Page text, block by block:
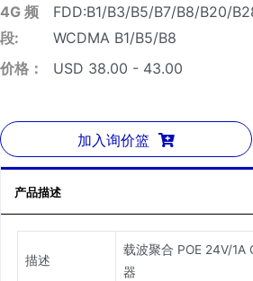
4G 频
段:
FDD:B1/B3/B5/B7/B8/B20/
WCDMA B1/B5/B8
价格：
USD 38.00 - 43.00
加入询价篮
产品描述
描述
载波聚合 POE 24V/
器